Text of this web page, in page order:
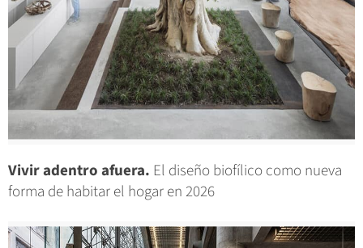
Vivir adentro afuera. El diseño biofílico como nueva
forma de habitar el hogar en 2026